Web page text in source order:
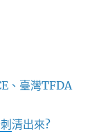
、臺灣TFDA
清出來?